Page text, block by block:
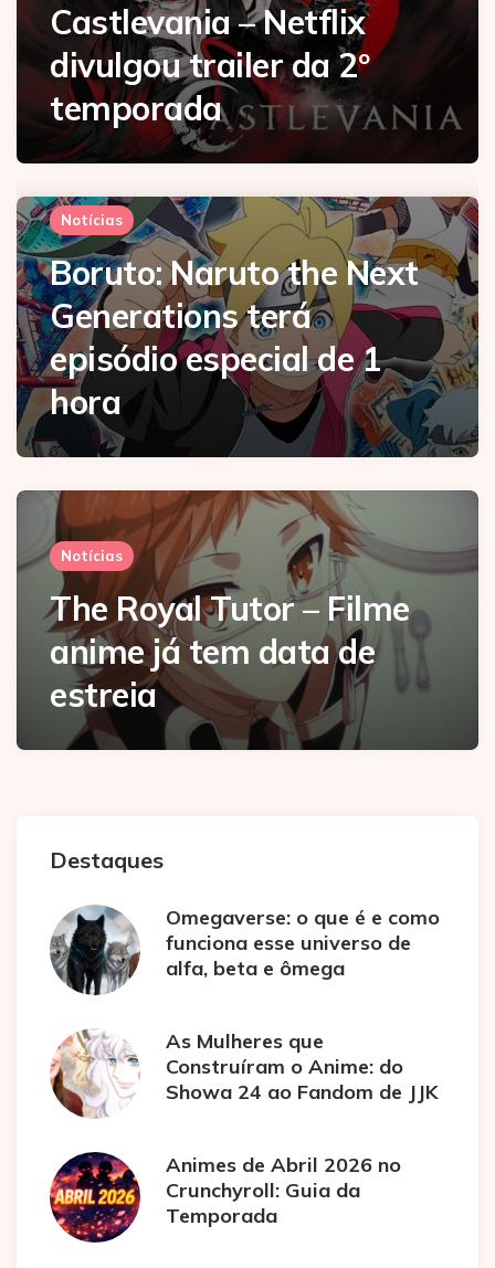
Castlevania – Netflix
divulgou trailer da 2º
temporada
Notícias
Boruto: Naruto the Next
Generations terá
episódio especial de 1
hora
Notícias
The Royal Tutor – Filme
anime já tem data de
estreia
Destaques
Omegaverse: o que é e como
funciona esse universo de
alfa, beta e ômega
As Mulheres que
Construíram o Anime: do
Showa 24 ao Fandom de JJK
Animes de Abril 2026 no
Crunchyroll: Guia da
Temporada